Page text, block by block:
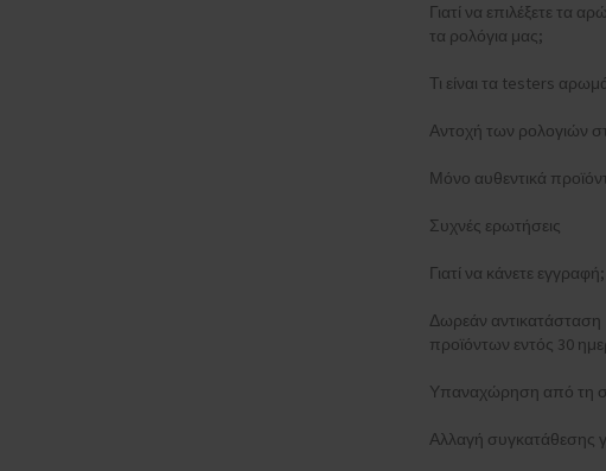
Γιατί να επιλέξετε τα
τα ρολόγια μας;
Τι είναι τα testers
Αντοχή των ρολογιών
Μόνο αυθεντικά
Συχνές ερωτήσεις
Γιατί να κάνετε εγγραφή;
Δωρεάν αντικατάσταση
προϊόντων εντός 30
Υπαναχώρηση από τη
Αλλαγή συγκατάθεσης